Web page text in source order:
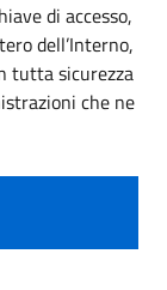
di accesso,
dell’Interno,
tutta sicurezza
che ne